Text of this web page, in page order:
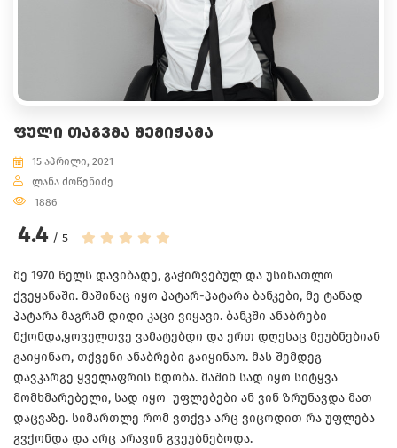
ᲤᲣᲚᲘ ᲗᲐᲒᲕᲛᲐ ᲨᲔᲛᲘᲭᲐᲛᲐ
15 აპრილი, 2021
ლანა ძოწენიძე
1886
4.4 / 5
მე 1970 წელს დავიბადე, გაჭირვებულ და უსინათლო
ქვეყანაში. მაშინაც იყო პატარ-პატარა ბანკები, მე ტანად
პატარა მაგრამ დიდი კაცი ვიყავი. ბანკში ანაბრები
მქონდა,ყოველთვე ვამატებდი და ერთ დღესაც მეუბნებიან
გაიყინაო, თქვენი ანაბრები გაიყინაო. მას შემდეგ
დავკარგე ყველაფრის ნდობა. მაშინ სად იყო სიტყვა
მომხმარებელი, სად იყო უფლებები ან ვინ ზრუნავდა მათ
დაცვაზე. სიმართლე რომ ვთქვა არც ვიცოდით რა უფლება
გვქონდა და არც არავინ გვეუბნებოდა.